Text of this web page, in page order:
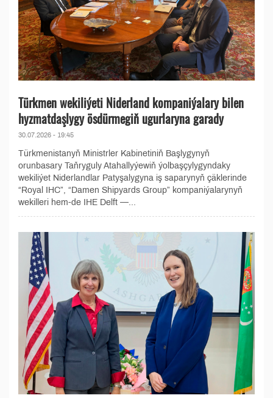
Türkmen wekiliýeti Niderland kompaniýalary bilen
hyzmatdaşlygy ösdürmegiň ugurlaryna garady
30.07.2026 - 19:45
Türkmenistanyň Ministrler Kabinetiniň Başlygynyň
orunbasary Taňryguly Atahallyýewiň ýolbaşçylygyndaky
wekiliýet Niderlandlar Patyşalygyna iş saparynyň çäklerinde
“Royal IHC”, “Damen Shipyards Group” kompaniýalarynyň
wekilleri hem-de IHE Delft —...